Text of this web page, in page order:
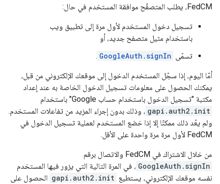
FedCM، يطلب المتصفّح موافقة المستخدم في حال:
تسجيل دخول المستخدم لأول مرة إلى تطبيق ويب
باستخدام مثيل متصفح جديد، أو
تسمّى
GoogleAuth.signIn
.
أمّا اليوم، إذا سجّل المستخدم الدخول إلى موقعك الإلكتروني من قبل،
يمكنك الحصول على معلومات تسجيل الدخول الخاصة به عند إعداد
مكتبة "تسجيل الدخول باستخدام حساب Google" باستخدام
gapi.auth2.init ، وذلك بدون إجراء المزيد من تفاعلات المستخدم.
ولم يعُد ذلك ممكنًا إلا إذا خضع المستخدم لعملية تسجيل الدخول في
FedCM لأول مرة مرة واحدة على الأقل.
من خلال الاشتراك في FedCM والاتصال برقم
GoogleAuth.signIn ، في المرة التالية التي يزور فيها المستخدم
نفسه موقعك الإلكتروني، يستطيع gapi.auth2.init الحصول على